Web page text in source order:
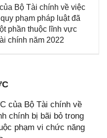
Bộ Tài chính về việc
phạm pháp luật đã
phần thuộc lĩnh vực
chính năm 2022
của Bộ Tài chính về
chính bị bãi bỏ trong
phạm vi chức năng